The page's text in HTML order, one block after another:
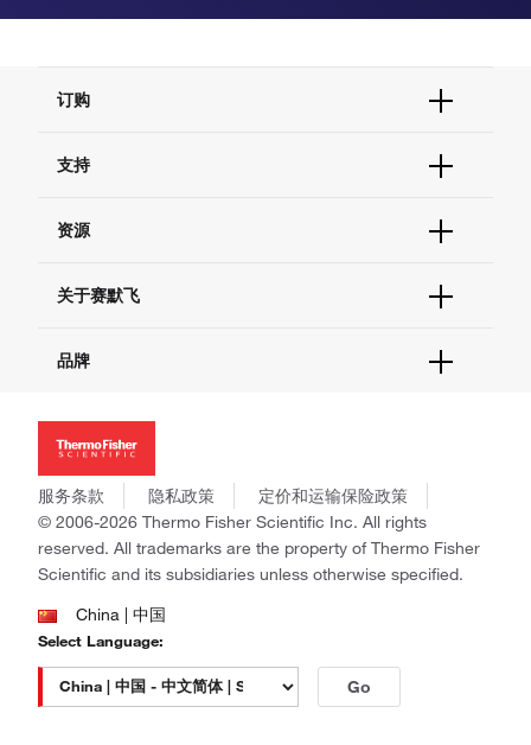
订购
订单支持
现货供应中心
支持
联系我们 - 400 820 8982
查找文件&证书
资源
促销
社交媒体
关于赛默飞
招聘
新闻
社会责任
商标
政策和通知
品牌
Applied Biosystems
Invitrogen
Gibco
Ion Torrent
Unity Lab Services
Patheon
PPD
服务条款 隐私政策
定价和运输保险政策
© 2006-2026 Thermo Fisher Scientific Inc. All rights
reserved. All trademarks are the property of Thermo Fisher
Scientific and its subsidiaries unless otherwise specified.
China | 中国
Select Language:
Go